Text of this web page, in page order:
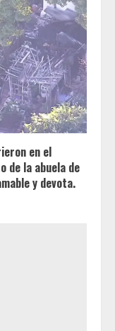
en el
de la abuela de
y devota.